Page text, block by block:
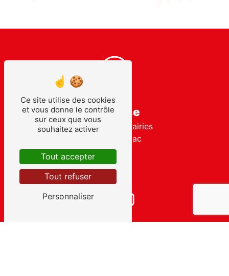
Adresse
143 Rte des Prairies
24610 Minzac
Ce site utilise des cookies
et vous donne le contrôle
sur ceux que vous
souhaitez activer
Tout accepter
Tout refuser
Personnaliser